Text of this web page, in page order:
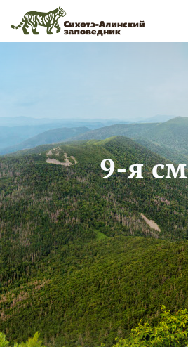
Перейти к основному содержанию
9-я
Вы здесь